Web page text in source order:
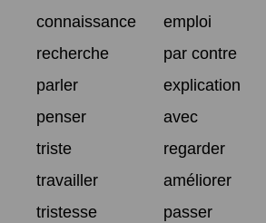
connaissance
emploi
recherche
par contre
parler
explication
penser
avec
triste
regarder
travailler
améliorer
tristesse
passer